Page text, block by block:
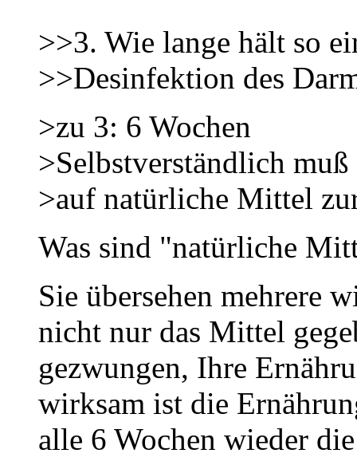
>>3. Wie lange hält so
>>Desinfektion des
>zu 3: 6 Wochen
>Selbstverständlich
>auf natürliche Mittel
Was sind "natürliche
Sie übersehen mehrere
nicht nur das Mittel
gezwungen, Ihre
wirksam ist die
alle 6 Wochen wieder